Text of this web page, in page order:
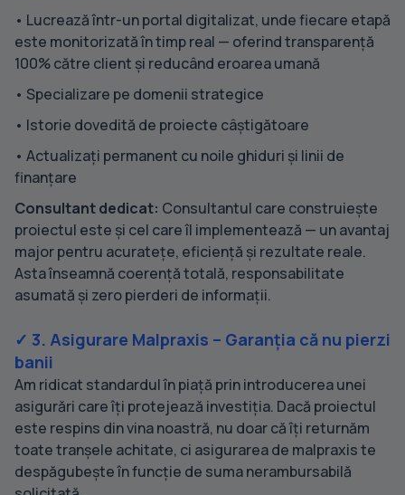
• Lucrează într-un portal digitalizat, unde fiecare etapă
este monitorizată în timp real — oferind transparență
100% către client și reducând eroarea umană
• Specializare pe domenii strategice
• Istorie dovedită de proiecte câștigătoare
• Actualizați permanent cu noile ghiduri și linii de
finanțare
Consultant dedicat: Consultantul care construiește
proiectul este și cel care îl implementează — un avantaj
major pentru acuratețe, eficiență și rezultate reale.
Asta înseamnă coerență totală, responsabilitate
asumată și zero pierderi de informații.
✓ 3. Asigurare Malpraxis – Garanția că nu pierzi
banii
Am ridicat standardul în piață prin introducerea unei
asigurări care îți protejează investiția. Dacă proiectul
este respins din vina noastră, nu doar că îți returnăm
toate tranșele achitate, ci asigurarea de malpraxis te
despăgubește în funcție de suma nerambursabilă